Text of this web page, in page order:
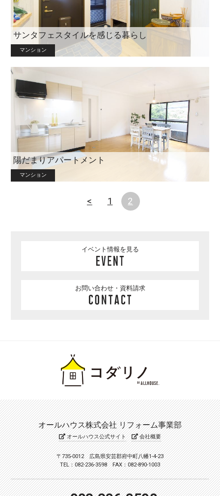
サンタフェスタイルを感じる暮らし
マンション
陽だまりアパートメント
マンション
< 1 2
イベント情報を見る
お問い合わせ・資料請求
オールハウス株式会社 リフォーム事業部
オールハウス公式サイト 会社概要
〒735-0012 広島県安芸郡府中町八幡1-4-23
TEL：082-236-3598 FAX：082-890-1003